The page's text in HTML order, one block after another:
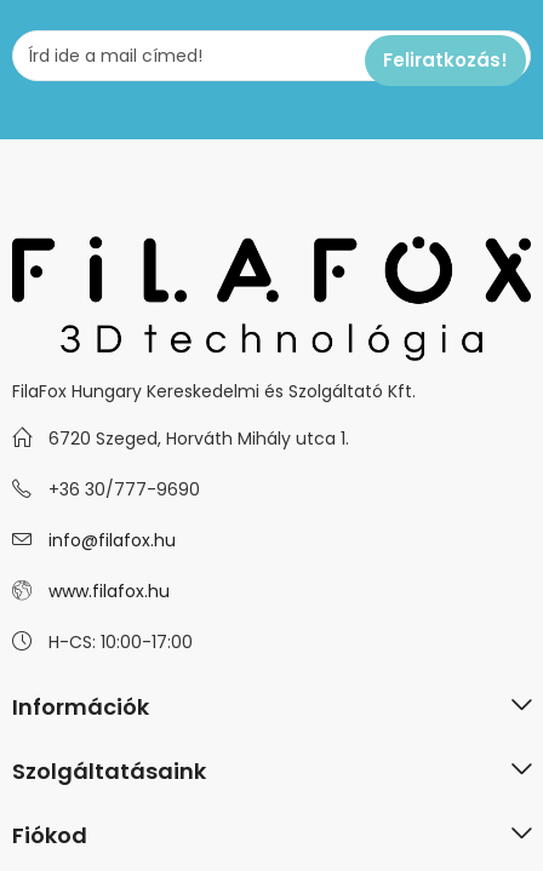
FilaFox Hungary Kereskedelmi és Szolgáltató Kft.
6720 Szeged, Horváth Mihály utca 1.
+36 30/777-9690
info@filafox.hu
www.filafox.hu
H-CS: 10:00-17:00
Információk
Szolgáltatásaink
Fiókod